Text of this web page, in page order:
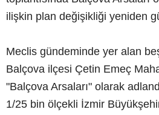
ilişkin plan değişikliği yeniden
Meclis gündeminde yer alan
Balçova ilçesi Çetin Emeç
"Balçova Arsaları" olarak
1/25 bin ölçekli İzmir